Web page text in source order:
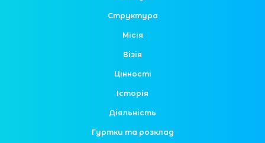
Структура
Місія
Візія
Цінності
Історія
Діяльність
Гуртки та розклад